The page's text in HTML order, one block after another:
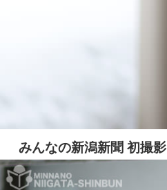
みんなの新潟新聞 初撮影